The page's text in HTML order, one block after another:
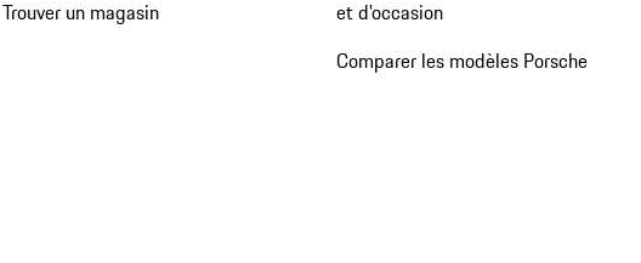
Trouver un magasin
et d'occasion
Comparer les modèles Porsche